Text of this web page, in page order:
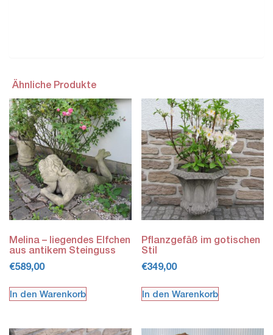
Ähnliche Produkte
Melina – liegendes Elfchen
aus antikem Steinguss
€589,00
In den Warenkorb
Pflanzgefäß im gotischen
Stil
€349,00
In den Warenkorb